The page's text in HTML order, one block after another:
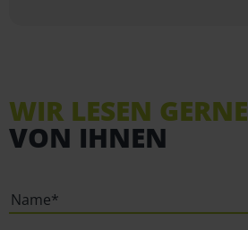
WIR LESEN GERNE
VON IHNEN